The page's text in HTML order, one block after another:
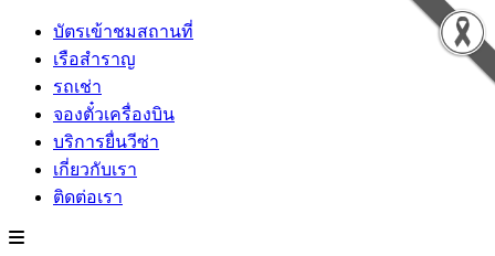
บัตรเข้าชมสถานที่
เรือสำราญ
รถเช่า
จองตั๋วเครื่องบิน
บริการยื่นวีซ่า
เกี่ยวกับเรา
ติดต่อเรา